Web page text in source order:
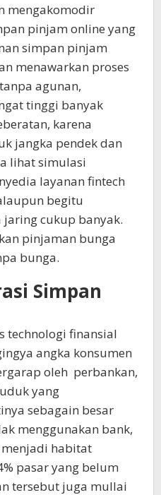
mengakomodir
pinjam online yang
simpan pinjam
menawarkan proses
agunan,
tinggi banyak
karena
jangka pendek dan
lihat simulasi
layanan fintech
begitu
jaring cukup banyak.
pinjaman bunga
bunga.
Simpan
technologi finansial
angka konsumen
oleh perbankan,
yang
sebagain besar
menggunakan bank,
habitat
pasar yang belum
tersebut juga mullai